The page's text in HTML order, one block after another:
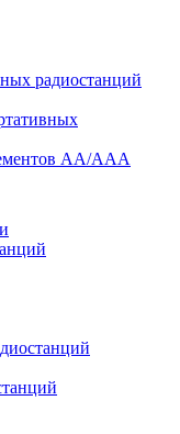
радиостанций
АА/ААА